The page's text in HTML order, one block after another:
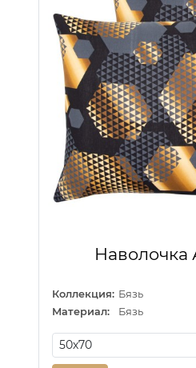
Наволочка
Коллекция: Бязь
Материал:
Бязь